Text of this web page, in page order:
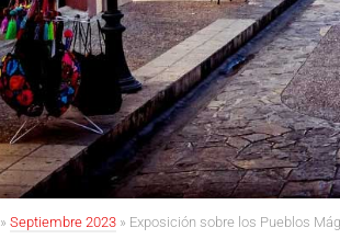
» Septiembre 2023 » Exposición sobre los Pueblos